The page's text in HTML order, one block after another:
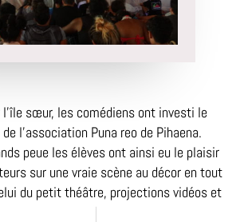
l’île sœur, les comédiens ont investi le
l’association Puna reo de Pihaena.
peue les élèves ont ainsi eu le plaisir
sur une vraie scène au décor en tout
du petit théâtre, projections vidéos et